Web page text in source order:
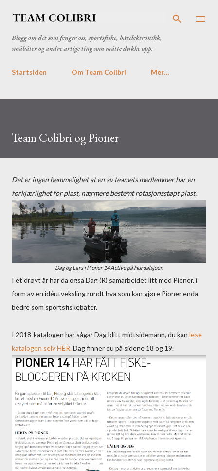
Blogg om det som fenger oss, sportsfiske, båtelektronikk,
småbåter og andre artige ting som måtte dukke opp.
Startsiden Om Team Colibri Mer…
Team Colibri og Pioner
Det er ingen hemmelighet at en av teamets medlemmer har en
forkjærlighet for plast, nærmere bestemt rotasjonsstøpt plast.
Dag og Lars i Pioner 14 Active på Hurdalsjøen
I et drøyt år har da også Dag (R) samarbeidet litt med Pioner, i
form av en idéutveksling rundt hva som kan gjøre Pioner enda
bedre som sportsfiskebåter.
I 2018-katalogen har sågar Dag blitt midtsidemann, du kan lese
katalogen selv HER.Dag finner du på sidene 18 og 19.